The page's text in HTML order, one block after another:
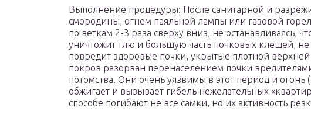
Выполнение процедуры: После санитарной и
смородины, огнем паяльной лампы или газовой
по веткам 2-3 раза сверху вниз, не останавливаясь,
уничтожит тлю и большую часть почковых клещей,
повредит здоровые почки, укрытые плотной
покров разорван перенаселением почки
потомства. Они очень уязвимы в этот период и
обжигает и вызывает гибель нежелательных
способе погибают не все самки, но их активность